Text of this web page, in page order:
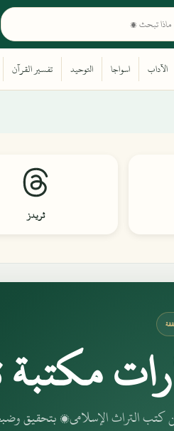
ثريدز
كتب التراث الإسلامي، بتحقيق